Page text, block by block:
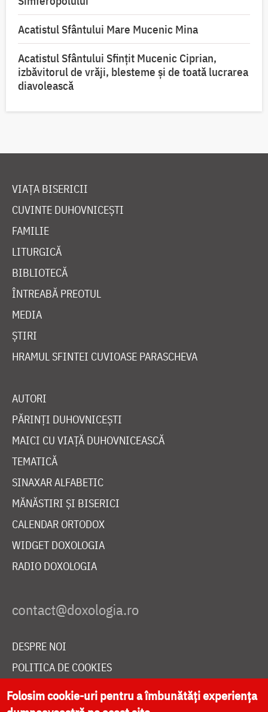
Acatistul Sfântului Mare Mucenic Mina
Acatistul Sfântului Sfințit Mucenic Ciprian,
izbăvitorul de vrăji, blesteme și de toată lucrarea
diavolească
VIAȚA BISERICII
CUVINTE DUHOVNICEȘTI
FAMILIE
LITURGICĂ
BIBLIOTECĂ
ÎNTREABĂ PREOTUL
MEDIA
ȘTIRI
HRAMUL SFINTEI CUVIOASE PARASCHEVA
AUTORI
PĂRINȚI DUHOVNICEȘTI
MAICI CU VIAȚĂ DUHOVNICEASCĂ
TEMATICĂ
SINAXAR ALFABETIC
MĂNĂSTIRI ȘI BISERICI
CALENDAR ORTODOX
WIDGET DOXOLOGIA
RADIO DOXOLOGIA
DESPRE NOI
POLITICA DE COOKIES
DONEAZĂ ONLINE PENTRU CATEDRALA NAȚIONALĂ
Folosim cookie-uri pentru a îmbunătăți experiența